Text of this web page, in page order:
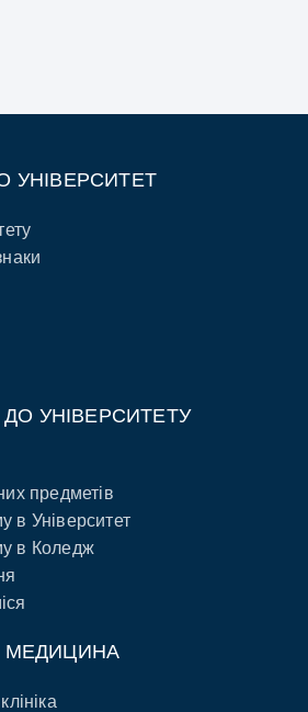
УНІВЕРСИТЕТ
ДО УНІВЕРСИТЕТУ
предметів
в Університет
в Коледж
МЕДИЦИНА